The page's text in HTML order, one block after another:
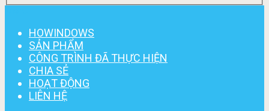
HOWINDOWS
SẢN PHẨM
CÔNG TRÌNH ĐÃ THỰC HIỆN
CHIA SẺ
HOẠT ĐỘNG
LIÊN HỆ